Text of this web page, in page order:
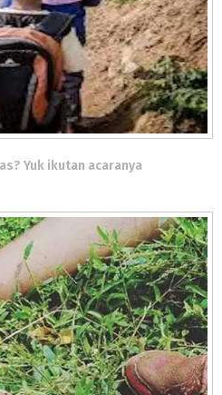
Yuk ikutan acaranya